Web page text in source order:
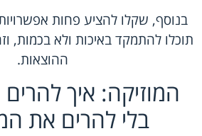
בנוסף, שקלו להציע פחות
תוכלו להתמקד באיכות ולא בכמות,
ההוצאות.
המוזיקה: איך
בלי להרים את